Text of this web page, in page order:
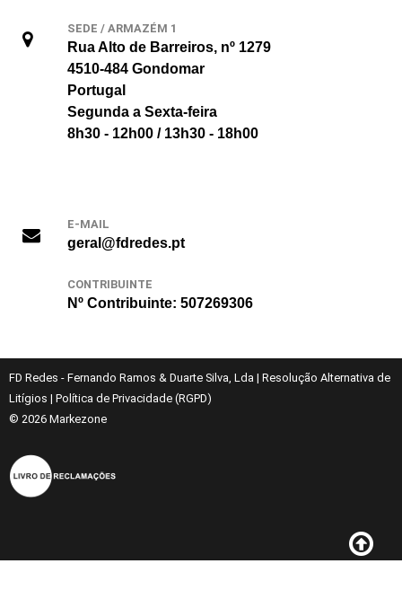
SEDE / ARMAZÉM 1
Rua Alto de Barreiros, nº 1279
4510-484 Gondomar
Portugal
Segunda a Sexta-feira
8h30 - 12h00 / 13h30 - 18h00
E-MAIL
geral@fdredes.pt
CONTRIBUINTE
Nº Contribuinte: 507269306
FD Redes - Fernando Ramos & Duarte Silva, Lda | Resolução Alternativa de
Litígios | Política de Privacidade (RGPD)
© 2026 Markezone